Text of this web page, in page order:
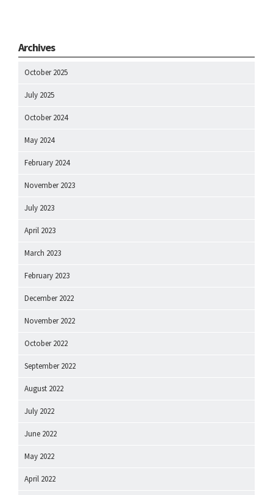
Archives
October 2025
July 2025
October 2024
May 2024
February 2024
November 2023
July 2023
April 2023
March 2023
February 2023
December 2022
November 2022
October 2022
September 2022
August 2022
July 2022
June 2022
May 2022
April 2022